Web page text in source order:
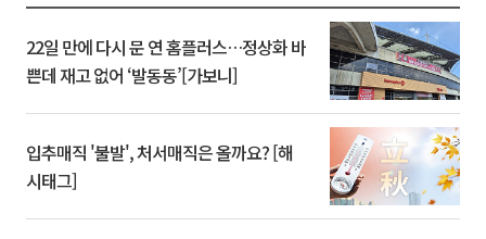
22일 만에 다시 문 연 홈플러스…정상화 바
쁜데 재고 없어 ‘발동동’[가보니]
입추매직 '불발', 처서매직은 올까요? [해
시태그]